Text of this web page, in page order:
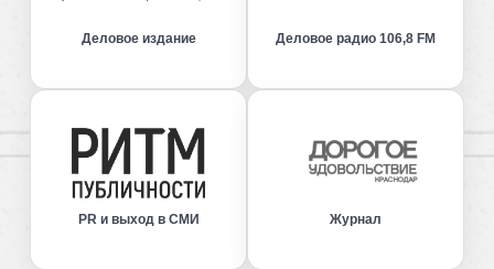
Деловое издание Деловое радио 106,8 FM
PR и выход в СМИ Журнал